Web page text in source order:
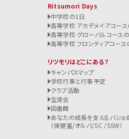
Ritsumori Days
中学校の1日
高等学校 アカデメイアコー
高等学校 グローバルコース
高等学校 フロンティアコース
リツモリはどこにある？
キャンパスマップ
学校行事と行事予定
クラブ活動
生徒会
図書館
あなたの成長を支えるバショ
（保健室/オルバ/SC /SSW）